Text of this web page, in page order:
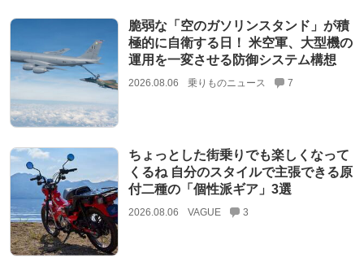
脆弱な「空のガソリンスタンド」が積
極的に自衛する日！ 米空軍、大型機の
運用を一変させる防御システム構想
2026.08.06 乗りものニュース 7
ちょっとした街乗りでも楽しくなって
くるね 自分のスタイルで主張できる原
付二種の「個性派ギア」3選
2026.08.06 VAGUE 3